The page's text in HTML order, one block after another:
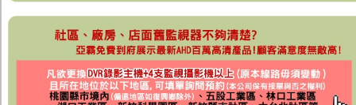
AHD特殊功能型攝影機
旋轉型攝影機.旋轉台
傳統高解析攝影機
投光設備